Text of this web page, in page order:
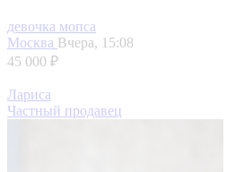
девочка мопса
Москва Вчера, 15:08
45 000 ₽
Лариса
Частный продавец